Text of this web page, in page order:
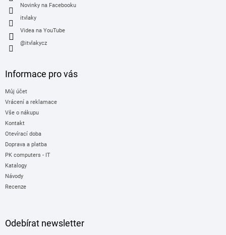
Novinky na Facebooku
itvlaky
Videa na YouTube
@itvlakycz
Informace pro vás
Můj účet
Vrácení a reklamace
Vše o nákupu
Kontakt
Otevírací doba
Doprava a platba
PK computers - IT
Katalogy
Návody
Recenze
Odebírat newsletter